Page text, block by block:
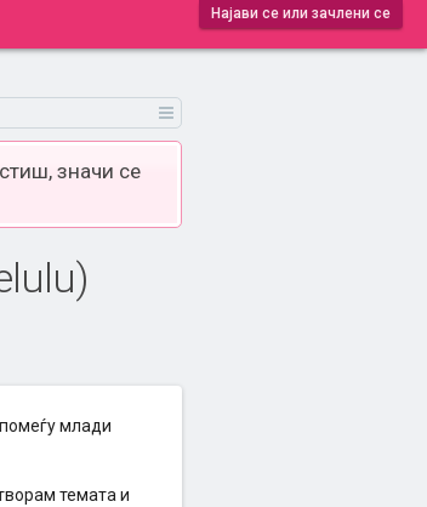
Најави се или зачлени се
значи се
млади
темата и